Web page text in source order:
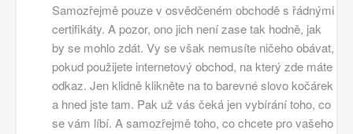
Samozřejmě pouze v osvědčeném obchodě s řádnými
certifikáty. A pozor, ono jich není zase tak hodně, jak
by se mohlo zdát. Vy se však nemusíte ničeho obávat,
pokud použijete internetový obchod, na který zde máte
odkaz. Jen klidně klikněte na to barevné slovo kočárek
a hned jste tam. Pak už vás čeká jen vybírání toho, co
se vám líbí. A samozřejmě toho, co chcete pro vašeho